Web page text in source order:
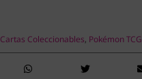
Cartas Coleccionables, Pokémon TCG